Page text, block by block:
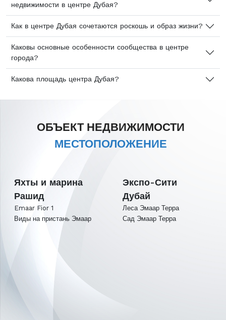
недвижимости в центре Дубая?
Как в центре Дубая сочетаются роскошь и образ жизни?
Каковы основные особенности сообщества в центре
города?
Какова площадь центра Дубая?
ОБЪЕКТ НЕДВИЖИМОСТИ
МЕСТОПОЛОЖЕНИЕ
Яхты и марина
Рашид
Emaar Fior 1
Виды на пристань Эмаар
Экспо-Сити
Дубай
Леса Эмаар Терра
Сад Эмаар Терра